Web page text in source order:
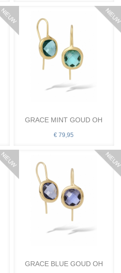
GRACE MINT GOUD OH
€ 79,95
GRACE BLUE GOUD OH